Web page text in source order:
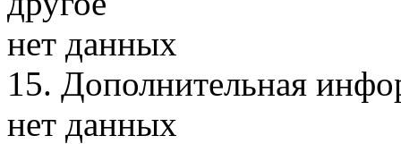
нет данных
15. Дополнительная
нет данных